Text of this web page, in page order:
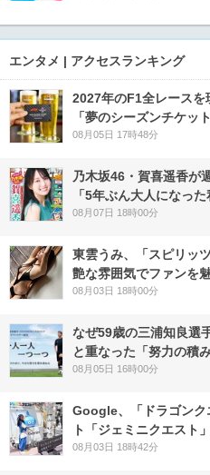
エンタメ | アクセスランキング
2027年のF1全レースを
「夢のシーズンチケッ
08月05日 17時48分
乃木坂46・賀喜遥香が
「5年ぶん大人になっ
08月07日 18時00分
東雲うみ、「スピリッ
艶な雰囲気でファンを
08月03日 18時00分
なぜ59歳の三浦知良選
と重なった「努力の積
08月05日 16時00分
Google、「ドラゴン
ト「ジェミニクエスト
08月03日 18時42分